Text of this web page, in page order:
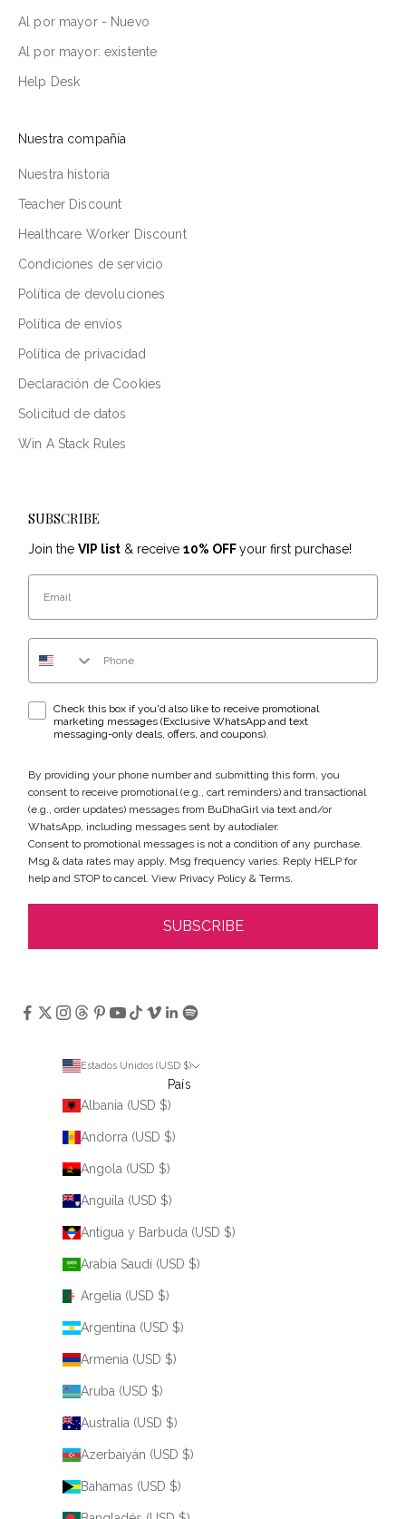
Al por mayor - Nuevo
Al por mayor: existente
Help Desk
Nuestra compañía
Nuestra historia
Teacher Discount
Healthcare Worker Discount
Condiciones de servicio
Política de devoluciones
Política de envíos
Política de privacidad
Declaración de Cookies
Solicitud de datos
Win A Stack Rules
SUBSCRIBE
Join the VIP list & receive 10% OFFyour first purchase!
Email
Phone Number
WhatsApp & text messaging opt-in checkbox
Check this box if you'd also like to receive promotional
marketing messages (Exclusive WhatsApp and text
messaging-only deals, offers, and coupons).
By providing your phone number and submitting this form, you
consent to receive promotional (e.g., cart reminders) and transactional
(e.g., order updates) messages from BuDhaGirl via text and/or
WhatsApp, including messages sent by autodialer.
Consent to promotional messages is not a condition of any purchase.
Msg & data rates may apply. Msg frequency varies. Reply HELP for
help and STOP to cancel. View Privacy Policy & Terms.
SUBSCRIBE
Estados Unidos (USD $)
País
Albania (USD $)
Andorra (USD $)
Angola (USD $)
Anguila (USD $)
Antigua y Barbuda (USD $)
Arabia Saudí (USD $)
Argelia (USD $)
Argentina (USD $)
Armenia (USD $)
Aruba (USD $)
Australia (USD $)
Azerbaiyán (USD $)
Bahamas (USD $)